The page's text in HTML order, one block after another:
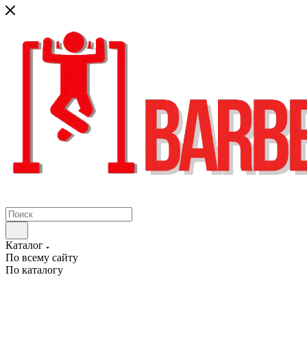
Каталог
По всему сайту
По каталогу